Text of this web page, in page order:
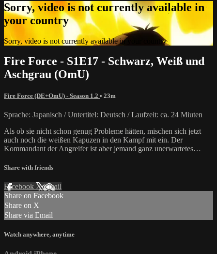
Sorry, video is not currently available in
your country
Sorry, video is not currently available in your country
Fire Force - S1E17 - Schwarz, Weiß und
Aschgrau (OmU)
Fire Force (DE+OmU) - Season 1.2 • 23m
Sprache: Japanisch / Untertitel: Deutsch / Laufzeit: ca. 24 Miuten
Als ob sie nicht schon genug Probleme hätten, mischen sich jetzt
auch noch die weißen Kapuzen in den Kampf mit ein. Der
Kommandant der Angreifer ist aber jemand ganz unerwartetes…
Share with friends
Facebook XEmail
Share on Facebook
Share on X
Share via Email
Watch anywhere, anytime